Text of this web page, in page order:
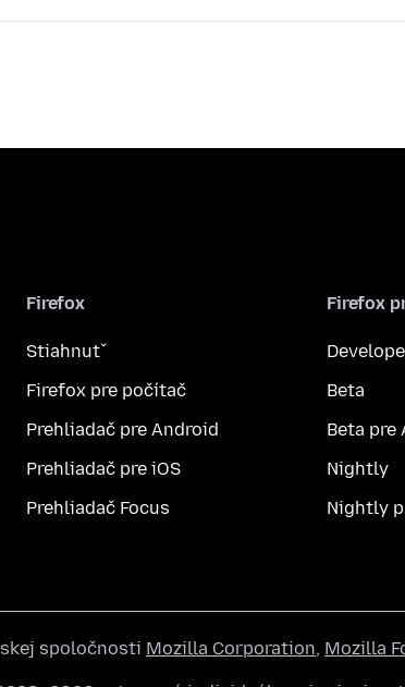
Firefox
Stiahnuť
Firefox pre počítač
Prehliadač pre Android
Prehliadač pre iOS
Prehliadač Focus
Firefox
Beta
Beta pre
Nightly
Nightly
spoločnosti Mozilla Corporation, Mozilla